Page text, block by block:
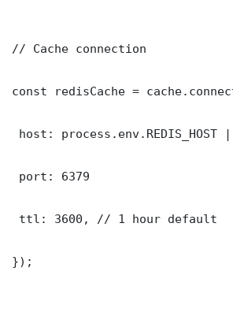
// Cache connection
const redisCache =
host:
port: 6379
ttl: 3600, // 1 hour default
});